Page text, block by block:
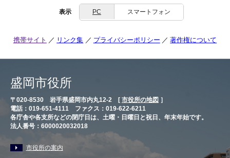
表示 PC スマートフォン
携帯サイト リンク集 プライバシーポリシー 著作権について
盛岡市役所
〒020-8530 岩手県盛岡市内丸12-2 [ 市役所の地図 ］
電話：019-651-4111 ファクス：019-622-6211
各庁舎や各支所などの閉庁日は、土曜・日曜日と祝日、年末年始です。
法人番号：6000020032018
市役所の案内